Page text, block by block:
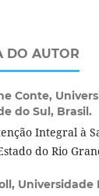
DO AUTOR
Conte,
do Sul, Brasil.
Integral à
do Rio
Universidade